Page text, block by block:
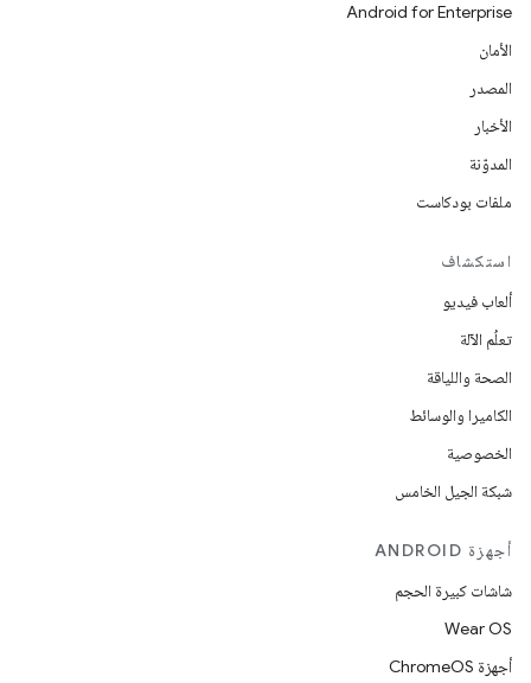
Android for Enterprise
الأمان
المصدر
الأخبار
المدوّنة
ملفات بودكاست
استكشاف
ألعاب فيديو
تعلُم الآلة
الصحة واللياقة
الكاميرا والوسائط
الخصوصية
شبكة الجيل الخامس
أجهزة ANDROID
شاشات كبيرة الحجم
Wear OS
أجهزة ChromeOS